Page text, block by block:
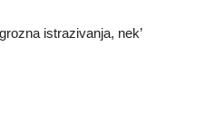
istrazivanja, nek’